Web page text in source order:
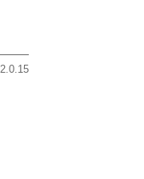
2.0.15